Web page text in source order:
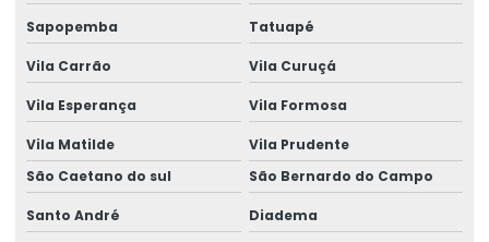
Laudo estrutural telhado
Laudo estrutural valor
Laudo técnico de avaliação estrutural
Laudo Técnico De Telhado
Laudo Técnico Estrutural
Sapopemba Tatuapé
Vila Carrão Vila Curuçá
Vila Esperança Vila Formosa
Vila Matilde
Vila Prudente
São Caetano do sul
São Bernardo do Campo
Santo André Diadema